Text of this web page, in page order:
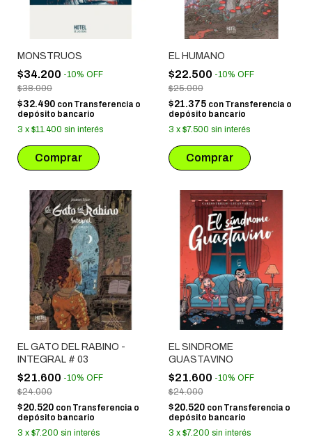
MONSTRUOS
$34.200 -10% OFF
$38.000
$32.490 con Transferencia o
depósito bancario
3 x $11.400 sin interés
EL HUMANO
$22.500 -10% OFF
$25.000
$21.375 con Transferencia o
depósito bancario
3 x $7.500 sin interés
EL GATO DEL RABINO -
INTEGRAL # 03
$21.600 -10% OFF
$24.000
$20.520 con Transferencia o
depósito bancario
3 x $7.200 sin interés
EL SINDROME
GUASTAVINO
$21.600 -10% OFF
$24.000
$20.520 con Transferencia o
depósito bancario
3 x $7.200 sin interés